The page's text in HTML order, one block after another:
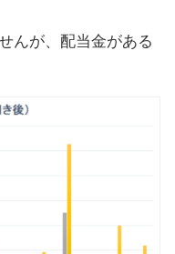
んが、配当金がある